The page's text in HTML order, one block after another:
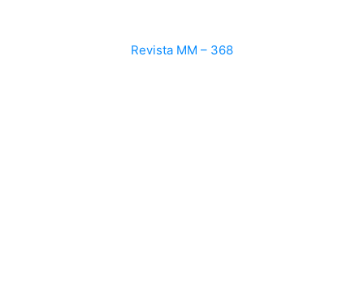
Revista MM – 368